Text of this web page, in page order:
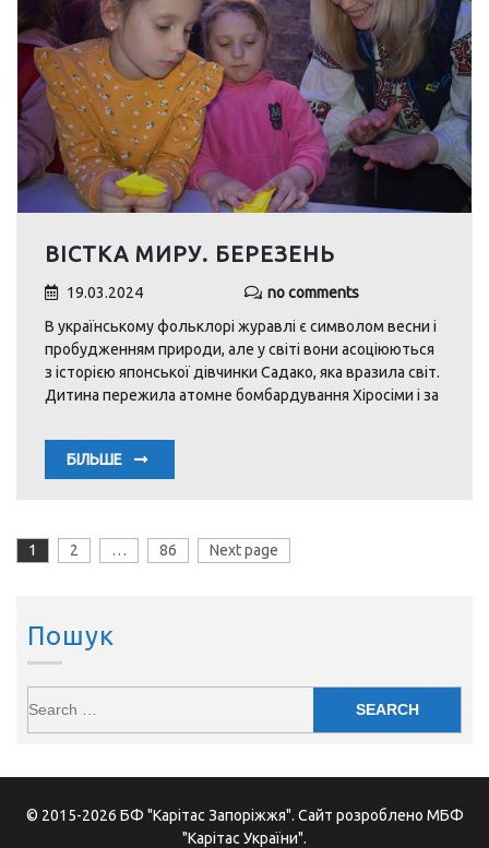
ВІСТКА МИРУ. БЕРЕЗЕНЬ
19.03.2024
no comments
В українському фольклорі журавлі є символом весни і
пробудженням природи, але у світі вони асоціюються
з історією японської дівчинки Садако, яка вразила світ.
Дитина пережила атомне бомбардування Хіросіми і за
БІЛЬШЕ
Пагінація
Page
1 Page
2 … Page
86 Next page
Пошук
© 2015-2026 БФ "Карітас Запоріжжя". Сайт розроблено МБФ
"Карітас України".